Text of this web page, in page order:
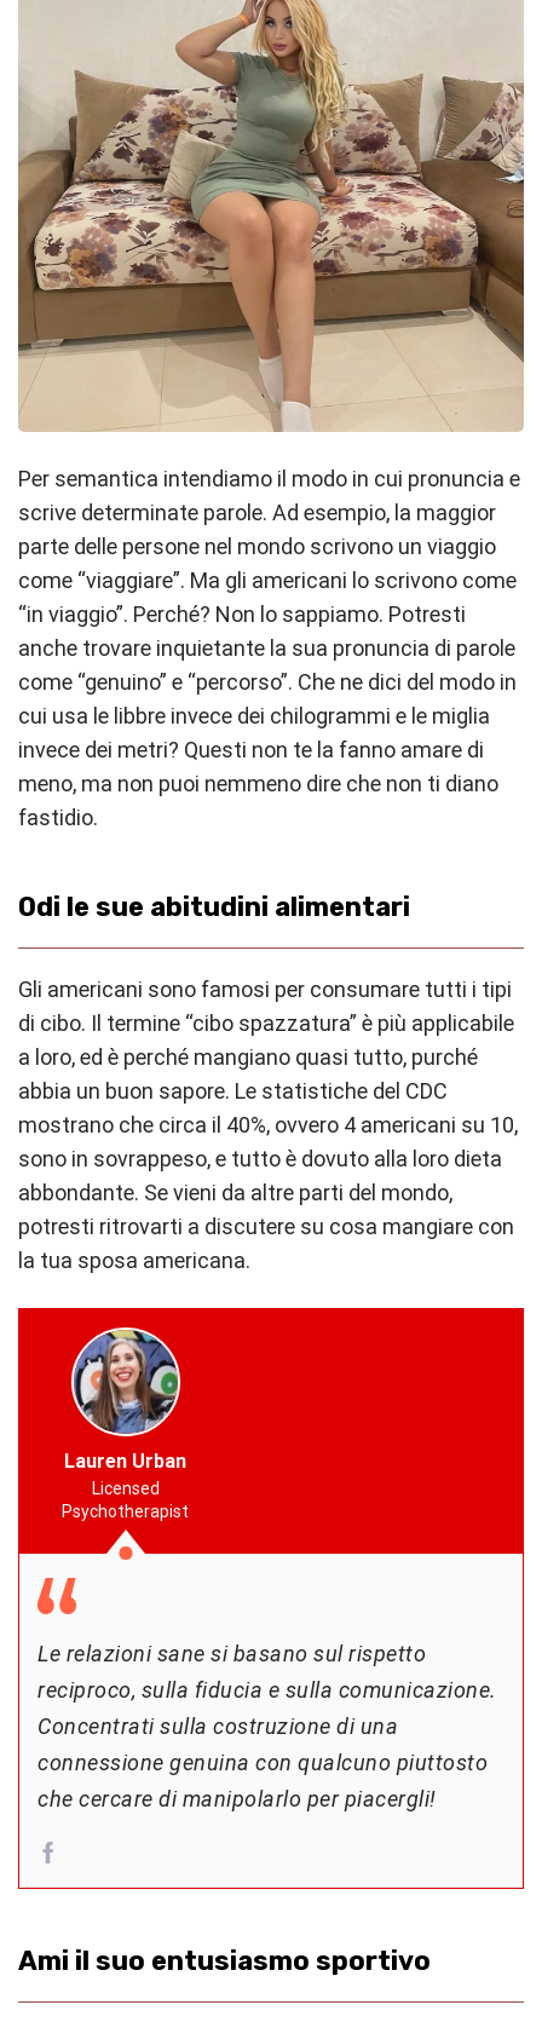
Per semantica intendiamo il modo in cui pronuncia e
scrive determinate parole. Ad esempio, la maggior
parte delle persone nel mondo scrivono un viaggio
come “viaggiare”. Ma gli americani lo scrivono come
“in viaggio”. Perché? Non lo sappiamo. Potresti
anche trovare inquietante la sua pronuncia di parole
come “genuino” e “percorso”. Che ne dici del modo in
cui usa le libbre invece dei chilogrammi e le miglia
invece dei metri? Questi non te la fanno amare di
meno, ma non puoi nemmeno dire che non ti diano
fastidio.
Odi le sue abitudini alimentari
Gli americani sono famosi per consumare tutti i tipi
di cibo. Il termine “cibo spazzatura” è più applicabile
a loro, ed è perché mangiano quasi tutto, purché
abbia un buon sapore. Le statistiche del CDC
mostrano che circa il 40%, ovvero 4 americani su 10,
sono in sovrappeso, e tutto è dovuto alla loro dieta
abbondante. Se vieni da altre parti del mondo,
potresti ritrovarti a discutere su cosa mangiare con
la tua sposa americana.
Lauren Urban
Licensed
Psychotherapist
Le relazioni sane si basano sul rispetto
reciproco, sulla fiducia e sulla comunicazione.
Concentrati sulla costruzione di una
connessione genuina con qualcuno piuttosto
che cercare di manipolarlo per piacergli!
Ami il suo entusiasmo sportivo